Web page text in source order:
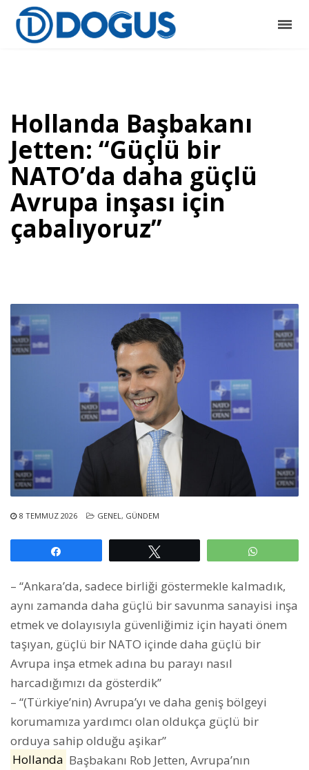
Hollanda Başbakanı
Jetten: “Güçlü bir
NATO’da daha güçlü
Avrupa inşası için
çabalıyoruz”
8 TEMMUZ 2026 GENEL , GÜNDEM
– “Ankara’da, sadece birliği göstermekle kalmadık,
aynı zamanda daha güçlü bir savunma sanayisi inşa
etmek ve dolayısıyla güvenliğimiz için hayati önem
taşıyan, güçlü bir NATO içinde daha güçlü bir
Avrupa inşa etmek adına bu parayı nasıl
harcadığımızı da gösterdik”
– “(Türkiye’nin) Avrupa’yı ve daha geniş bölgeyi
korumamıza yardımcı olan oldukça güçlü bir
orduya sahip olduğu aşikar”
Hollanda Başbakanı Rob Jetten, Avrupa’nın